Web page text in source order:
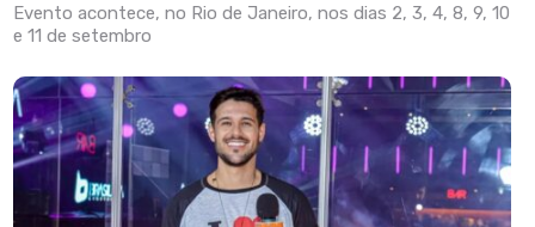
Evento acontece, no Rio de Janeiro, nos dias 2, 3, 4, 8, 9, 10
e 11 de setembro